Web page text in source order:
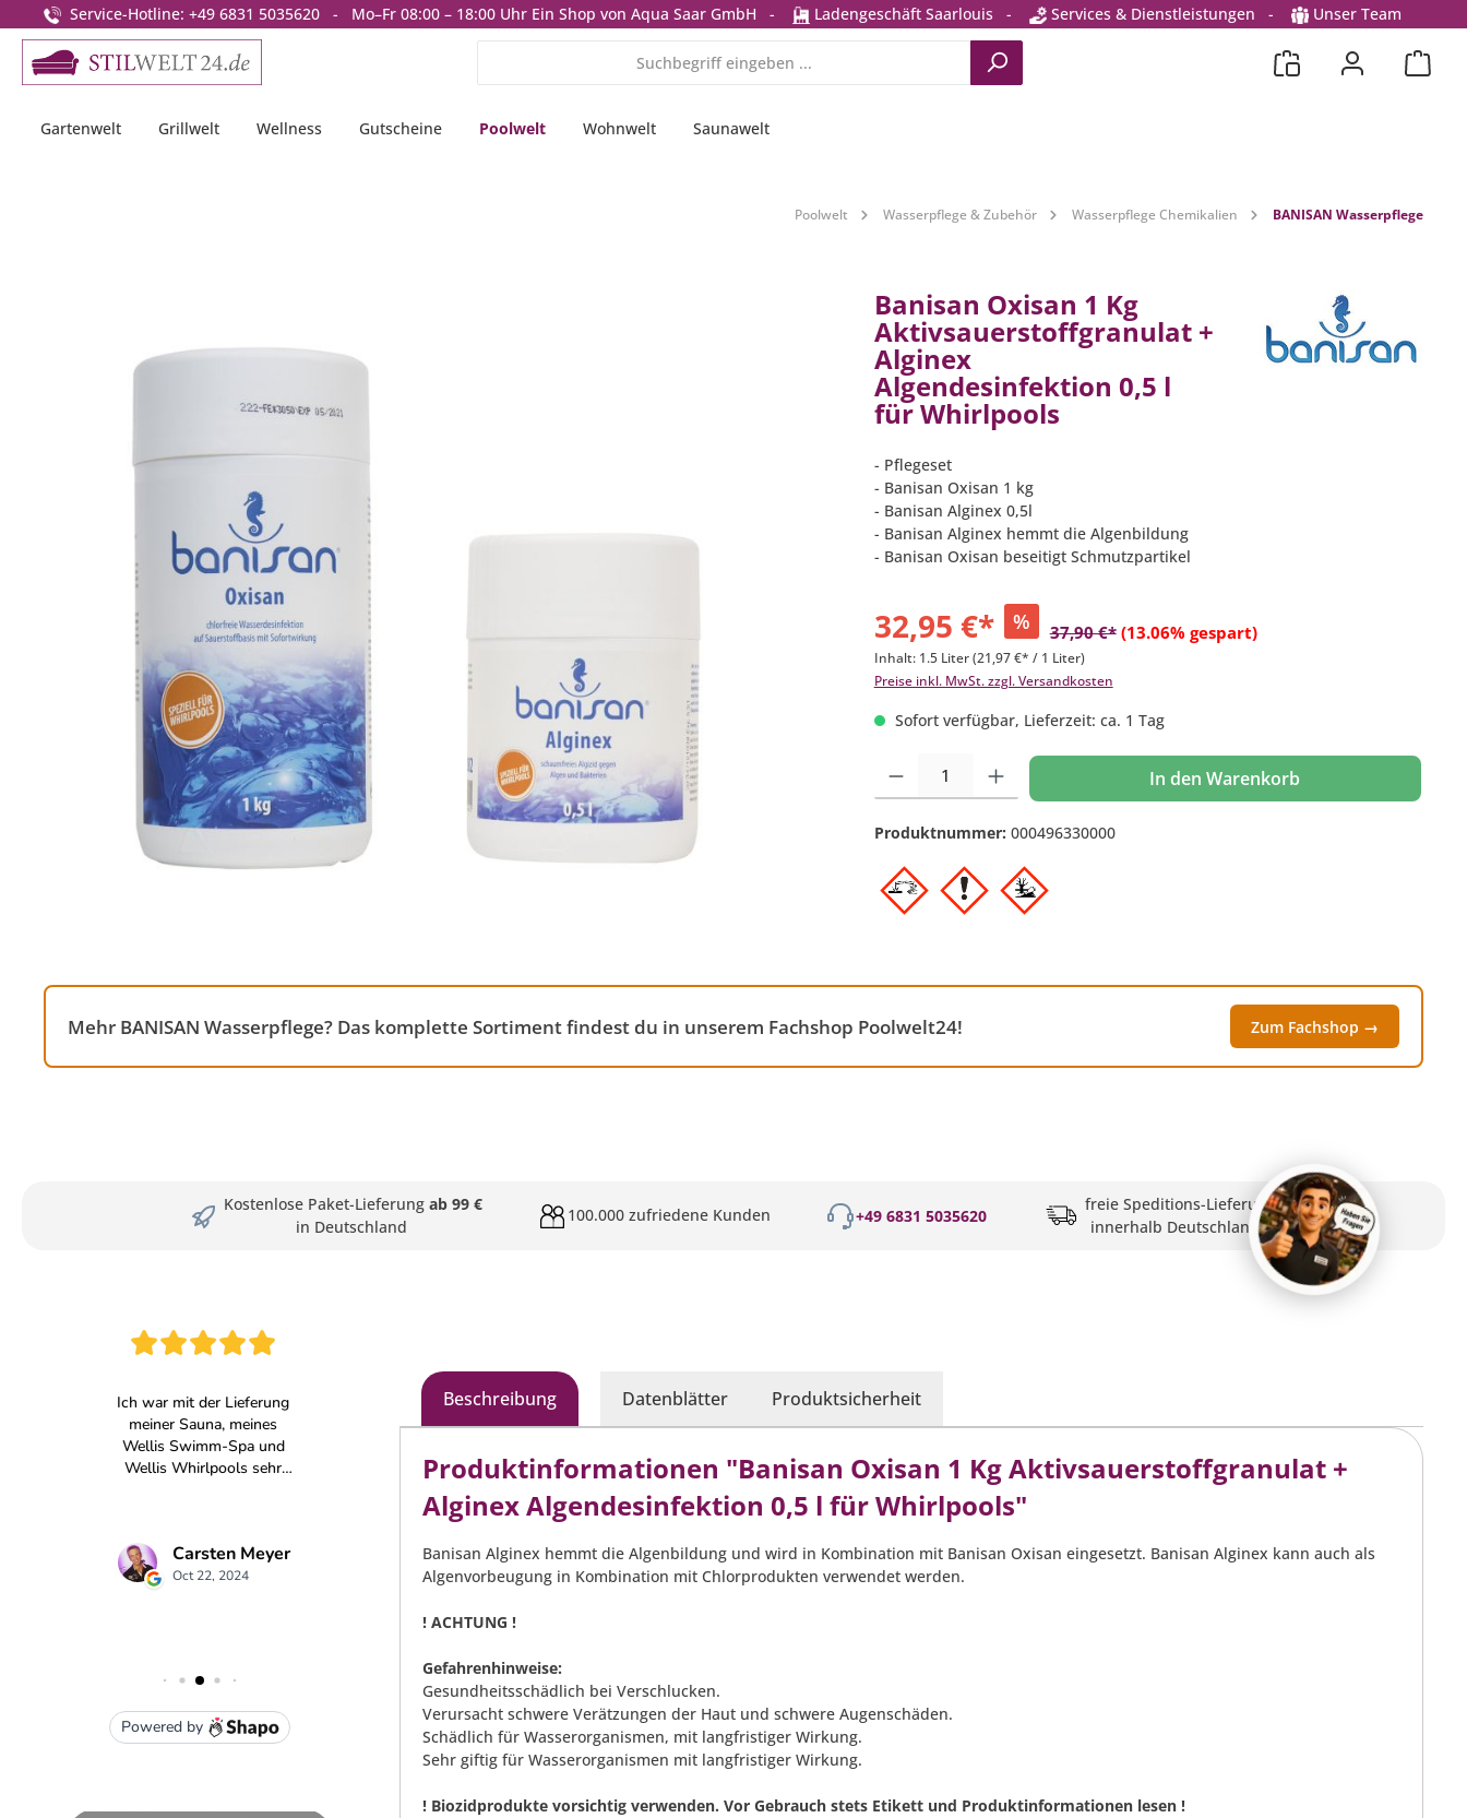
Zur Hauptnavigation springen
Service-Hotline: +49 6831 5035620 - Mo–Fr 08:00 – 18:00 Uhr Ein Shop von Aqua Saar GmbH - Ladengeschäft Saarlouis - Services & Dienstleistungen - Unser Team
Gartenwelt Grillwelt Wellness Gutscheine Poolwelt Wohnwelt Saunawelt
Poolwelt Wasserpflege & Zubehör Wasserpflege Chemikalien BANISAN Wasserpflege
Banisan Oxisan 1 Kg
Aktivsauerstoffgranulat +
Alginex
Algendesinfektion 0,5 l
für Whirlpools
- Pflegeset
- Banisan Oxisan 1 kg
- Banisan Alginex 0,5l
- Banisan Alginex hemmt die Algenbildung
- Banisan Oxisan beseitigt Schmutzpartikel
32,95 €* % 37,90 €* (13.06% gespart)
Inhalt: 1.5 Liter(21,97 €* / 1 Liter)
Preise inkl. MwSt. zzgl. Versandkosten
Sofort verfügbar, Lieferzeit: ca. 1 Tag
Produkt Anzahl: Gib den gewünschten Wert ein oder benutze die Schaltflächen um die
In den Warenkorb
Produktnummer: 000496330000
Mehr BANISAN Wasserpflege? Das komplette Sortiment findest du in unserem Fachshop Poolwelt24! Zum Fachshop →
Kostenlose Paket-Lieferung ab 99 €
in Deutschland
100.000 zufriedene Kunden +49 6831 5035620
freie Speditions-Lieferung
innerhalb Deutschlands
Beschreibung Datenblätter Produktsicherheit
Produktinformationen "Banisan Oxisan 1 Kg Aktivsauerstoffgranulat +
Alginex Algendesinfektion 0,5 l für Whirlpools"
Banisan Alginex hemmt die Algenbildung und wird in Kombination mit Banisan Oxisan eingesetzt. Banisan Alginex kann auch als
Algenvorbeugung in Kombination mit Chlorprodukten verwendet werden.
! ACHTUNG !
Gefahrenhinweise:
Gesundheitsschädlich bei Verschlucken.
Verursacht schwere Verätzungen der Haut und schwere Augenschäden.
Schädlich für Wasserorganismen, mit langfristiger Wirkung.
Sehr giftig für Wasserorganismen mit langfristiger Wirkung.
! Biozidprodukte vorsichtig verwenden. Vor Gebrauch stets Etikett und Produktinformationen lesen !